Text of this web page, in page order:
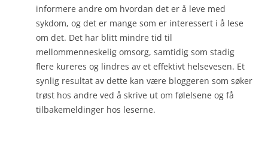
informere andre om hvordan det er å leve med
sykdom, og det er mange som er interessert i å lese
om det. Det har blitt mindre tid til
mellommenneskelig omsorg, samtidig som stadig
flere kureres og lindres av et effektivt helsevesen. Et
synlig resultat av dette kan være bloggeren som søker
trøst hos andre ved å skrive ut om følelsene og få
tilbakemeldinger hos leserne.